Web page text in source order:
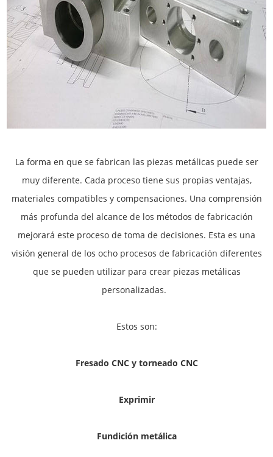
La forma en que se fabrican las piezas metálicas puede ser
muy diferente. Cada proceso tiene sus propias ventajas,
materiales compatibles y compensaciones. Una comprensión
más profunda del alcance de los métodos de fabricación
mejorará este proceso de toma de decisiones. Esta es una
visión general de los ocho procesos de fabricación diferentes
que se pueden utilizar para crear piezas metálicas
personalizadas.
Estos son:
Fresado CNC y torneado CNC
Exprimir
Fundición metálica